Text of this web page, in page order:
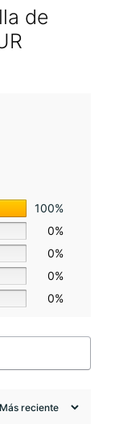
de
100%
0%
0%
0%
0%